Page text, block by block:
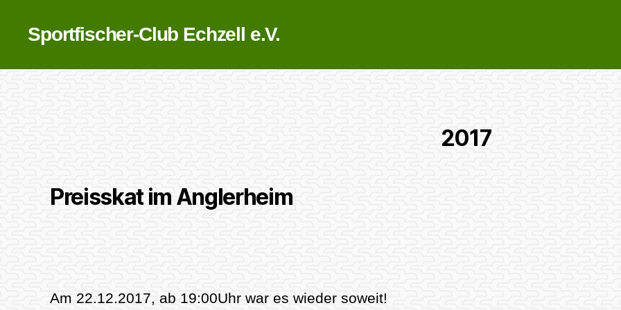
Sportfischer-Club Echzell e.V.
2017
Preisskat im Anglerheim
Am 22.12.2017, ab 19:00Uhr war es wieder soweit!